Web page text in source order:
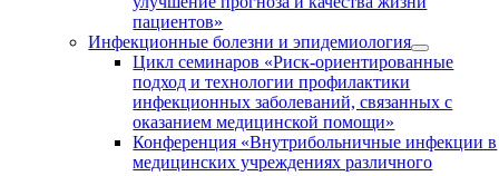
пациентов»
Инфекционные болезни и эпидемиология
Цикл семинаров «Риск-ориентированные
подход и технологии профилактики
инфекционных заболеваний, связанных с
оказанием медицинской помощи»
Конференция «Внутрибольничные инфекции в
медицинских учреждениях различного